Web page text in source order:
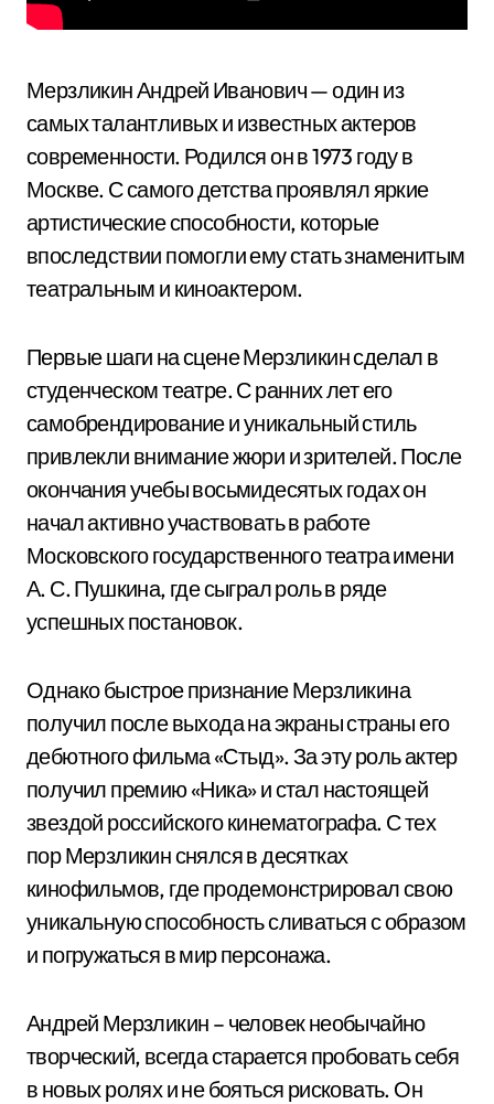
Мерзликин Андрей Иванович — один из
самых талантливых и известных актеров
современности. Родился он в 1973 году в
Москве. С самого детства проявлял яркие
артистические способности, которые
впоследствии помогли ему стать знаменитым
театральным и киноактером.
Первые шаги на сцене Мерзликин сделал в
студенческом театре. С ранних лет его
самобрендирование и уникальный стиль
привлекли внимание жюри и зрителей. После
окончания учебы восьмидесятых годах он
начал активно участвовать в работе
Московского государственного театра имени
А. С. Пушкина, где сыграл роль в ряде
успешных постановок.
Однако быстрое признание Мерзликина
получил после выхода на экраны страны его
дебютного фильма «Стыд». За эту роль актер
получил премию «Ника» и стал настоящей
звездой российского кинематографа. С тех
пор Мерзликин снялся в десятках
кинофильмов, где продемонстрировал свою
уникальную способность сливаться с образом
и погружаться в мир персонажа.
Андрей Мерзликин – человек необычайно
творческий, всегда старается пробовать себя
в новых ролях и не бояться рисковать. Он